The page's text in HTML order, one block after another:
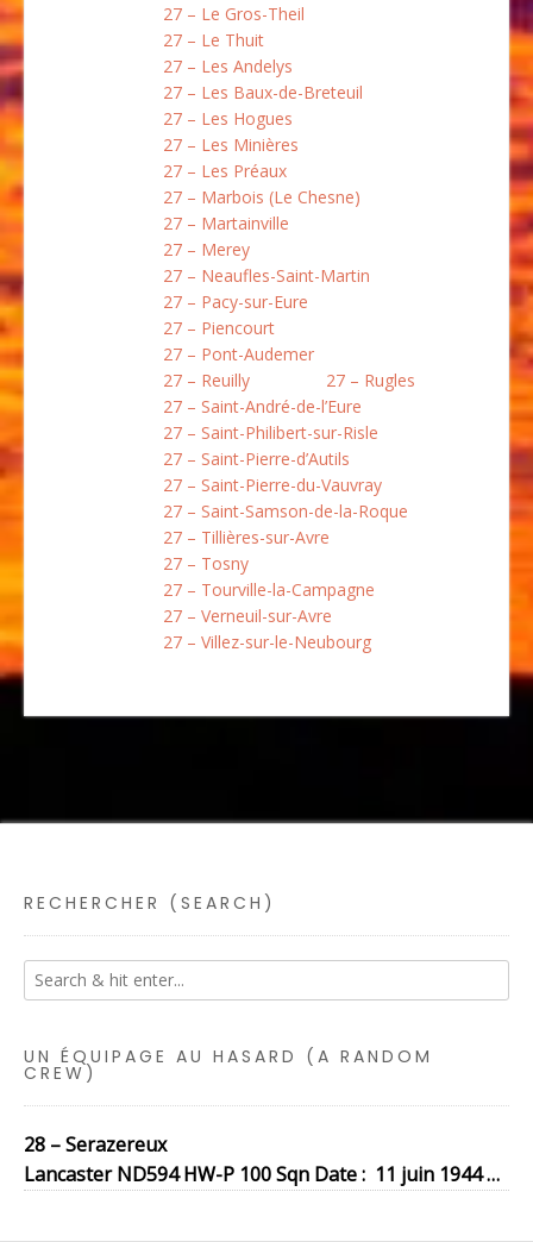
27 – Le Gros-Theil
27 – Le Thuit
27 – Les Andelys
27 – Les Baux-de-Breteuil
27 – Les Hogues
27 – Les Minières
27 – Les Préaux
27 – Marbois (Le Chesne)
27 – Martainville
27 – Merey
27 – Neaufles-Saint-Martin
27 – Pacy-sur-Eure
27 – Piencourt
27 – Pont-Audemer
27 – Reuilly
27 – Rugles
27 – Saint-André-de-l’Eure
27 – Saint-Philibert-sur-Risle
27 – Saint-Pierre-d’Autils
27 – Saint-Pierre-du-Vauvray
27 – Saint-Samson-de-la-Roque
27 – Tillières-sur-Avre
27 – Tosny
27 – Tourville-la-Campagne
27 – Verneuil-sur-Avre
27 – Villez-sur-le-Neubourg
RECHERCHER (SEARCH)
UN ÉQUIPAGE AU HASARD (A RANDOM
CREW)
28 – Serazereux
Lancaster ND594 HW-P 100 Sqn Date : 11 juin 1944 …